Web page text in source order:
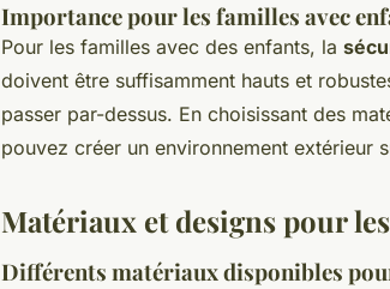
Importance pour les familles avec
Pour les familles avec des enfants, la
doivent être suffisamment hauts et
passer par-dessus. En choisissant des
pouvez créer un environnement extérieur
Matériaux et designs pour
Différents matériaux disponibles